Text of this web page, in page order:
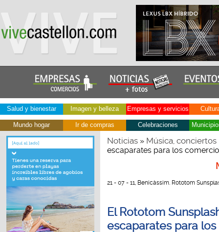
Salud y bienestar Imagen y belleza Empresas y servicios
Mundo hogar Ir de compras Celebraciones
Noticias» Música, conciertos
escaparates para los
21 - 07 - 11, Benicàssim. Rototom
El Rototom
escaparates para